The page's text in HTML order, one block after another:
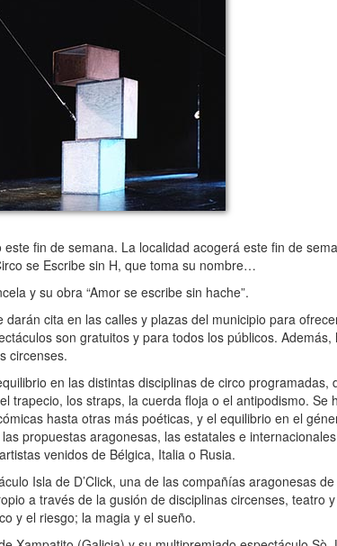
fin de semana. La localidad acogerá este fin de
se Escribe sin H, que toma su nombre…
y su obra “Amor se escribe sin hache”.
cita en las calles y plazas del municipio para
son gratuitos y para todos los públicos.
circenses.
en las distintas disciplinas de circo programadas,
trapecio, los straps, la cuerda floja o el antipodismo. Se
hasta otras más poéticas, y el equilibrio en el
propuestas aragonesas, las estatales e
venidos de Bélgica, Italia o Rusia.
Isla de D’Click, una de las compañías aragonesas
a través de la gusión de disciplinas circenses, teatro
y el riesgo; la magia y el sueño.